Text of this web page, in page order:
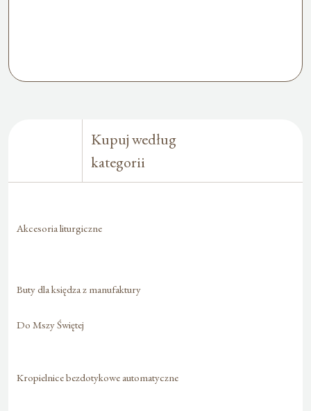
Kupuj według
kategorii
Akcesoria liturgiczne
Buty dla księdza z manufaktury
Do Mszy Świętej
Kropielnice bezdotykowe automatyczne